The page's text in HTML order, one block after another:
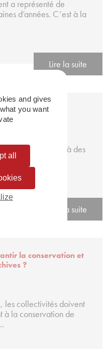
a représenté de
d’années. C’est à la
Lire la suite
pas forcément à des
ou des cartons
Lire la suite
la conservation et
?
les collectivités doivent
à la conservation de
and gives
you want
all